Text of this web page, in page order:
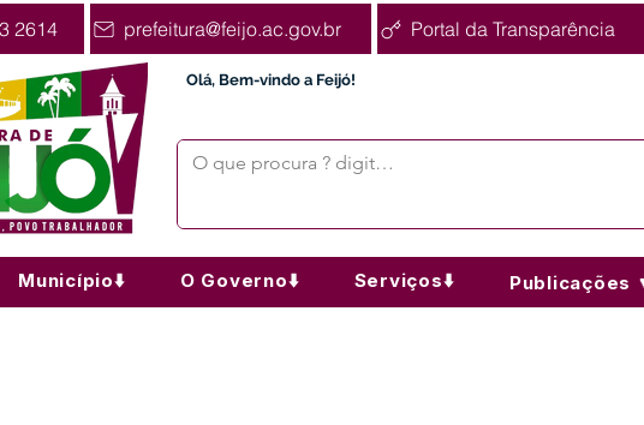
2614 prefeitura@feijo.ac.gov.br Portal da Transparência
Olá, Bem-vindo a Feijó!
Município⬇️ O Governo⬇️ Serviços⬇️ Publicações